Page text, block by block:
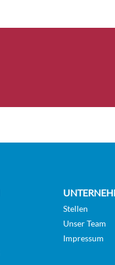
Stellen
Unser Team
Impressum